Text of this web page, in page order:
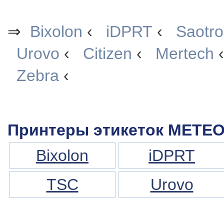
⇒ Bixolon ‹ iDPRT ‹
Urovo ‹ Citizen ‹ Mertech
Zebra ‹
Принтеры этикеток
Bixolon
iDPRT
TSC
Urovo